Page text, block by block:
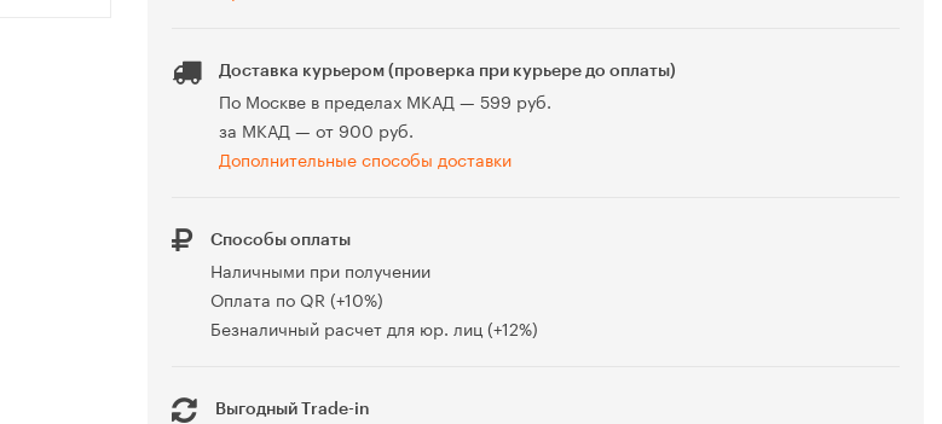
Доставка курьером (проверка при курьере до оплаты)
По Москве в пределах МКАД — 599 руб.
за МКАД — от 900 руб.
Дополнительные способы доставки
Способы оплаты
Наличными при получении
Оплата по QR (+10%)
Безналичный расчет для юр. лиц (+12%)
Выгодный Trade-in